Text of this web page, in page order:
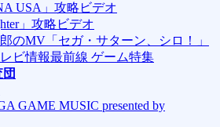
USA」攻略ビデオ
」攻略ビデオ
のMV「セガ・サターン、シロ！」
ビ情報最前線 ゲーム特集
GAME MUSIC presented by